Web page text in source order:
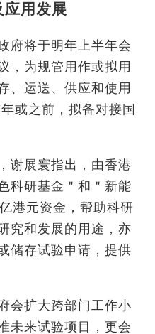
应用发展
府将于明年上半年会
，为规管用作或拟用
、运送、供应和使用
或之前，拟备对接国
谢展寰指出，由香港
科研基金＂和＂新能
港元资金，帮助科研
究和发展的用途，亦
储存试验申请，提供
会扩大跨部门工作小
未来试验项目，更会